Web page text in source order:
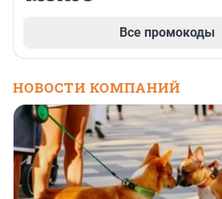
Все промокоды
НОВОСТИ КОМПАНИЙ